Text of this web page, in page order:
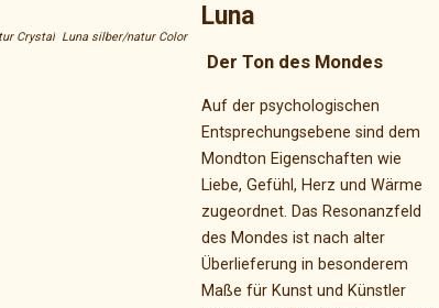
Crystal Luna silber/natur Color
Luna
Der Ton des Mondes
Auf der psychologischen
Entsprechungsebene sind dem
Mondton Eigenschaften wie
Liebe, Gefühl, Herz und Wärme
zugeordnet. Das Resonanzfeld
des Mondes ist nach alter
Überlieferung in besonderem
Maße für Kunst und Künstler